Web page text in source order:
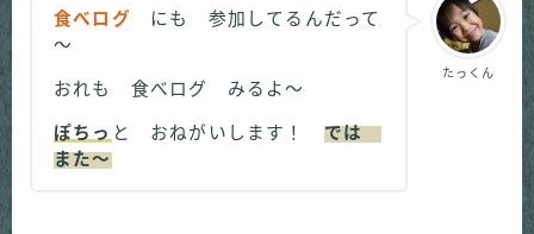
たっくん
食べログ
にも 参加してるんだって
～
おれも 食べログ みるよ～
ぽちっ と おねがいします！ では
また～